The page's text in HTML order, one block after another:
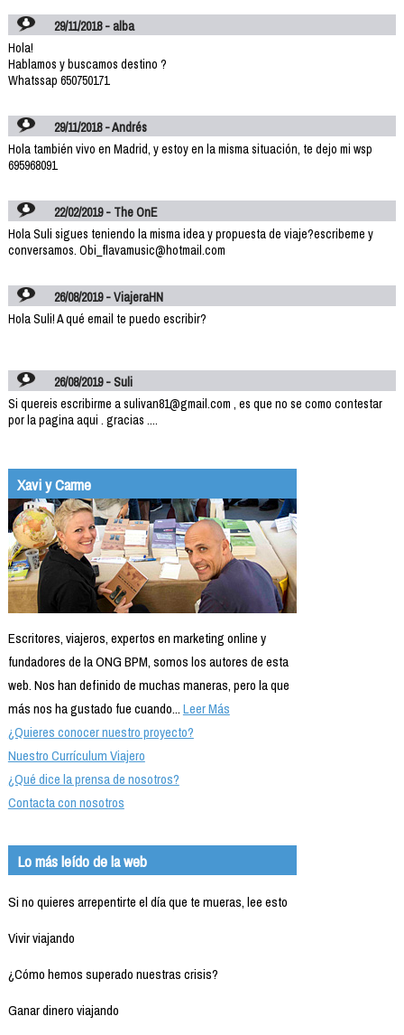
29/11/2018 - alba
Hola!
Hablamos y buscamos destino ?
Whatssap 650750171
29/11/2018 - Andrés
Hola también vivo en Madrid, y estoy en la misma situación, te dejo mi wsp
695968091
22/02/2019 - The OnE
Hola Suli sigues teniendo la misma idea y propuesta de viaje?escribeme y
conversamos. Obi_flavamusic@hotmail.com
26/08/2019 - ViajeraHN
Hola Suli! A qué email te puedo escribir?
26/08/2019 - Suli
Si quereis escribirme a sulivan81@gmail.com , es que no se como contestar
por la pagina aqui . gracias ....
Xavi y Carme
Escritores, viajeros, expertos en marketing online y
fundadores de la ONG BPM, somos los autores de esta
web. Nos han definido de muchas maneras, pero la que
más nos ha gustado fue cuando...Leer Más
¿Quieres conocer nuestro proyecto?
Nuestro Currículum Viajero
¿Qué dice la prensa de nosotros?
Contacta con nosotros
Lo más leído de la web
Si no quieres arrepentirte el día que te mueras, lee esto
Vivir viajando
¿Cómo hemos superado nuestras crisis?
Ganar dinero viajando